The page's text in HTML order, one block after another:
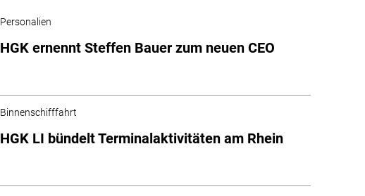
Personalien
HGK ernennt Steffen Bauer zum neuen CEO
Binnenschifffahrt
HGK LI bündelt Terminalaktivitäten am Rhein